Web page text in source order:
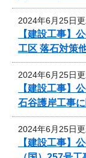
2024年6月25日
【建設工事】
工区 落石対策
2024年6月25日
【建設工事
石谷護岸工事
2024年6月25日
【建設工事】